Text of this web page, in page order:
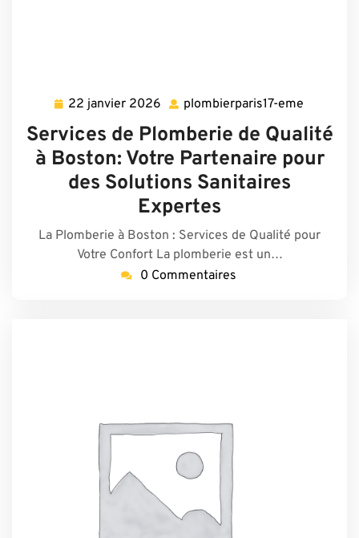
22 janvier 2026 22
janvier
2026
plombierparis17-eme
eme
Services de Plomberie de Qualité
à Boston: Votre Partenaire pour
des Solutions Sanitaires
Expertes
La Plomberie à Boston : Services de Qualité pour
Votre Confort La plomberie est un…
0 Commentaires